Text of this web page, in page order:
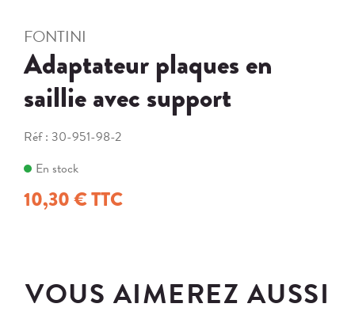
FONTINI
Adaptateur plaques en
saillie avec support
Réf : 30-951-98-2
En stock
10,30 € TTC
VOUS AIMEREZ AUSSI